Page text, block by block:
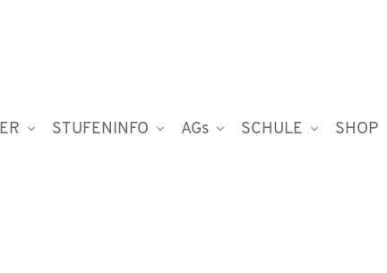
STUFENINFO AGs SCHULE SHOP